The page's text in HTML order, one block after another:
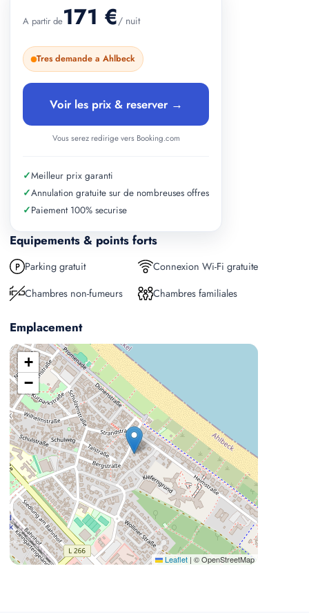
Equipements & points forts
Parking gratuit
Connexion Wi-Fi gratuite
Chambres non-fumeurs
Chambres familiales
Emplacement
+
−
Leaflet | © OpenStreetMap
A partir de171 €/ nuit
Tres demande a Ahlbeck
Voir les prix & reserver →
Vous serez redirige vers Booking.com
✓Meilleur prix garanti
✓Annulation gratuite sur de nombreuses offres
✓Paiement 100% securise